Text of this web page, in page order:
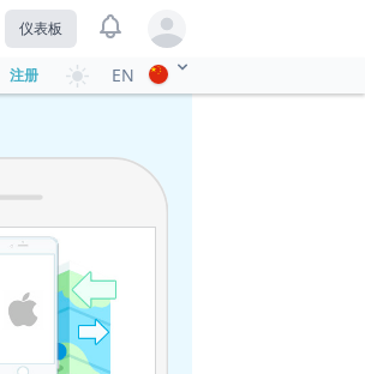
仪表板 View notifications
Open user menu
注册 EN